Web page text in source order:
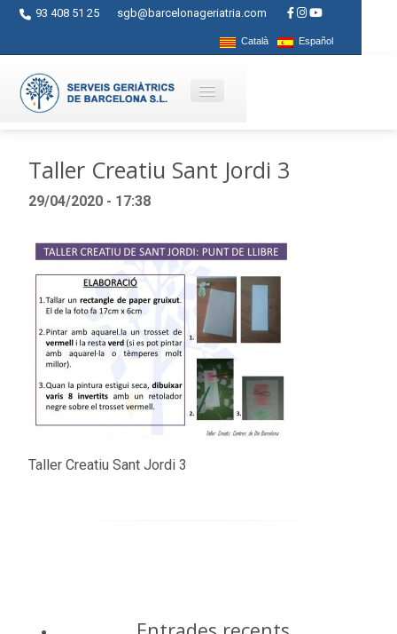
93 408 51 25 sgb@barcelonageriatria.com
Català Español
Serveis
Centres
Ajuts
Contacte
Blog
Taller Creatiu Sant Jordi 3
29/04/2020 - 17:38
Taller Creatiu Sant Jordi 3